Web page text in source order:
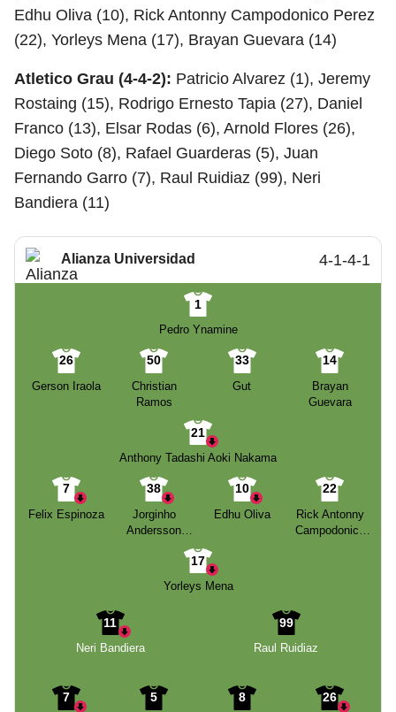
Edhu Oliva (10), Rick Antonny Campodonico Perez
(22), Yorleys Mena (17), Brayan Guevara (14)
Atletico Grau (4-4-2): Patricio Alvarez (1), Jeremy
Rostaing (15), Rodrigo Ernesto Tapia (27), Daniel
Franco (13), Elsar Rodas (6), Arnold Flores (26),
Diego Soto (8), Rafael Guarderas (5), Juan
Fernando Garro (7), Raul Ruidiaz (99), Neri
Bandiera (11)
Alianza Universidad 4-1-4-1
1
Pedro Ynamine
26
Gerson Iraola
50
Christian
Ramos
33
Gut
14
Brayan
Guevara
21
Anthony Tadashi Aoki Nakama
7
Felix Espinoza
38
Jorginho
Andersson
10
Edhu Oliva
22
Rick Antonny
Campodonico
17
Yorleys Mena
11
Neri Bandiera
99
Raul Ruidiaz
7 5 8 26